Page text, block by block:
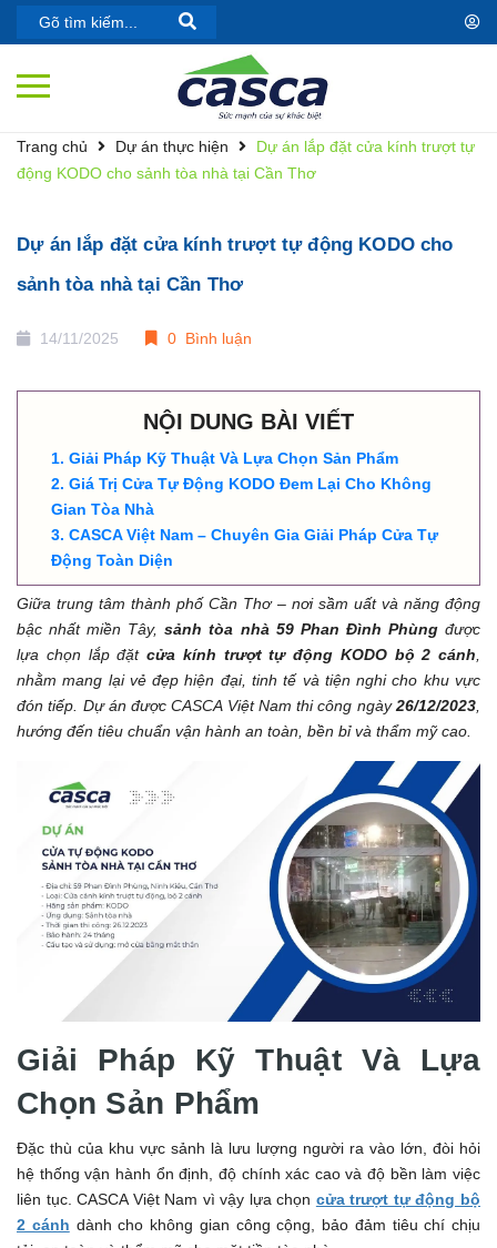
Trang chủ Dự án thực hiện
Dự án lắp đặt cửa kính trượt tự
động KODO cho sảnh tòa nhà tại Cần Thơ
Dự án lắp đặt cửa kính trượt tự động KODO cho
sảnh tòa nhà tại Cần Thơ
14/11/2025 0 Bình luận
NỘI DUNG BÀI VIẾT
Giải Pháp Kỹ Thuật Và Lựa Chọn Sản Phẩm
Giá Trị Cửa Tự Động KODO Đem Lại Cho Không
Gian Tòa Nhà
CASCA Việt Nam – Chuyên Gia Giải Pháp Cửa Tự
Động Toàn Diện
Giữa trung tâm thành phố Cần Thơ – nơi sầm uất và năng động
bậc nhất miền Tây,sảnh tòa nhà 59 Phan Đình Phùngđược
lựa chọn lắp đặt cửa kính trượt tự động KODO bộ 2 cánh
nhằm mang lại vẻ đẹp hiện đại, tinh tế và tiện nghi cho khu vực
đón tiếp. Dự án được CASCA Việt Nam thi công ngày26/12/2023
hướng đến tiêu chuẩn vận hành an toàn, bền bỉ và thẩm mỹ cao.
Giải Pháp Kỹ Thuật Và Lựa
Chọn Sản Phẩm
Đặc thù của khu vực sảnh là lưu lượng người ra vào lớn, đòi hỏi
hệ thống vận hành ổn định, độ chính xác cao và độ bền làm việc
liên tục. CASCA Việt Nam vì vậy lựa chọn cửa trượt tự động bộ
2 cánh dành cho không gian công cộng, bảo đảm tiêu chí chịu